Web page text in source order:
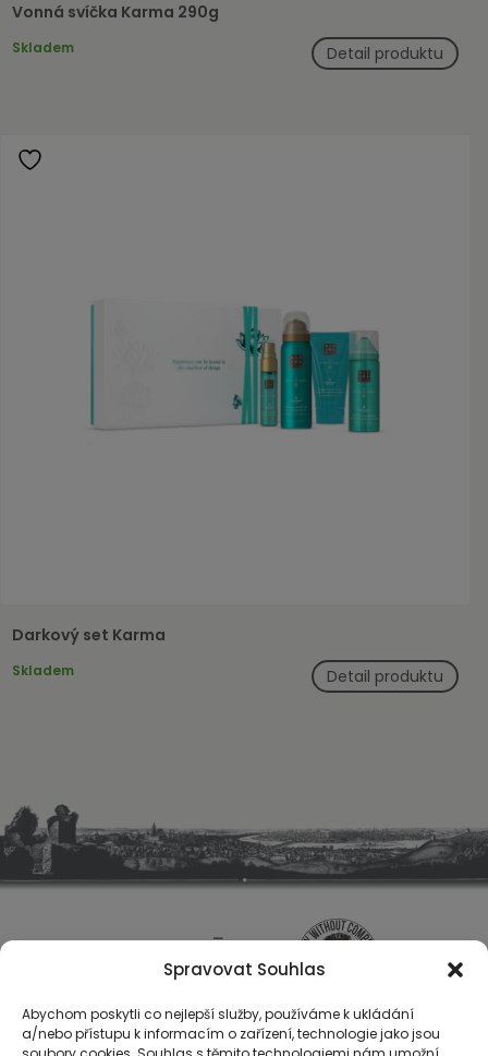
Spravovat Souhlas
Abychom poskytli co nejlepší služby, používáme k ukládání
a/nebo přístupu k informacím o zařízení, technologie jako jsou
Vonná svíčka Karma 290g
Skladem Detail produktu
Darkový set Karma
Skladem Detail produktu